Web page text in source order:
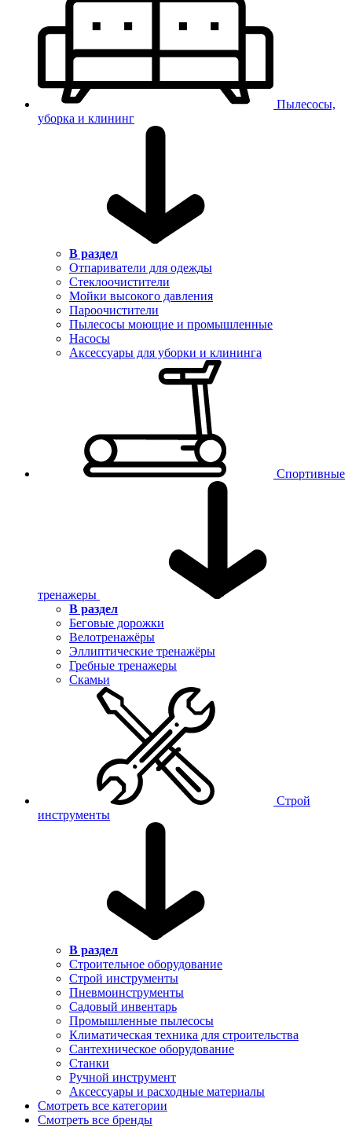
Пылесосы,
уборка и клининг
В раздел
Отпариватели для одежды
Стеклоочистители
Мойки высокого давления
Пароочистители
Пылесосы моющие и промышленные
Насосы
Аксессуары для уборки и клининга
Спортивные
тренажеры
В раздел
Беговые дорожки
Велотренажёры
Эллиптические тренажёры
Гребные тренажеры
Скамьи
Строй
инструменты
В раздел
Строительное оборудование
Строй инструменты
Пневмоинструменты
Садовый инвентарь
Промышленные пылесосы
Климатическая техника для строительства
Сантехническое оборудование
Станки
Ручной инструмент
Аксессуары и расходные материалы
Смотреть все категории
Смотреть все бренды